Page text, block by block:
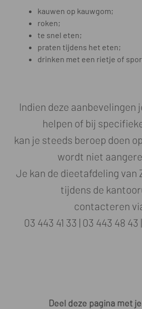
kauwen op kauwgom;
roken;
te snel eten;
praten tijdens het eten;
drinken met een rietje of
Indien deze aanbevelingen
helpen of bij
kan je steeds beroep doen
wordt niet
Je kan de dieetafdeling van
tijdens de
contacteren
03 443 41 33 | 03 443 48
Deel deze pagina met